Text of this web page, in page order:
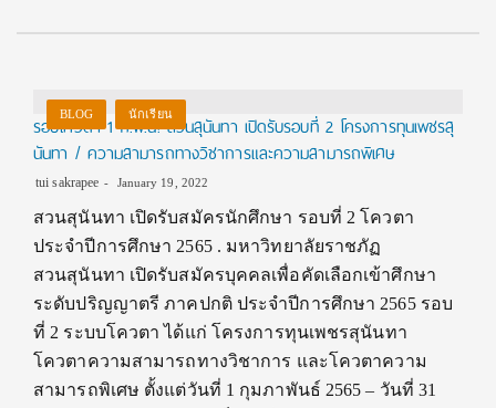
BLOG นักเรียน
รอบโควตา 1 ก.พ.นี้! สวนสุนันทา เปิดรับรอบที่ 2 โครงการทุนเพชรสุ
นันทา / ความสามารถทางวิชาการและความสามารถพิเศษ
tui sakrapee January 19, 2022
สวนสุนันทา เปิดรับสมัครนักศึกษา รอบที่ 2 โควตา
ประจำปีการศึกษา 2565 . มหาวิทยาลัยราชภัฏ
สวนสุนันทา เปิดรับสมัครบุคคลเพื่อคัดเลือกเข้าศึกษา
ระดับปริญญาตรี ภาคปกติ ประจำปีการศึกษา 2565 รอบ
ที่ 2 ระบบโควตา ได้แก่ โครงการทุนเพชรสุนันทา
โควตาความสามารถทางวิชาการ และโควตาความ
สามารถพิเศษ ตั้งแต่วันที่ 1 กุมภาพันธ์ 2565 – วันที่ 31